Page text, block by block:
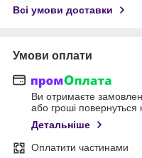
Всі умови доставки
Умови оплати
Ви отримаєте
або гроші повернуться
Детальніше
Оплатити частинами